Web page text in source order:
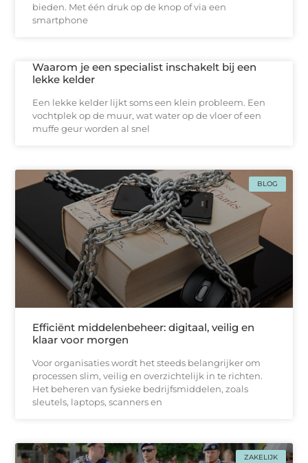
bieden. Met één druk op de knop of via een
smartphone
Waarom je een specialist inschakelt bij een
lekke kelder
Een lekke kelder lijkt soms een klein probleem. Een
vochtplek op de muur, wat water op de vloer of een
muffe geur worden al snel
BLOG
Efficiënt middelenbeheer: digitaal, veilig en
klaar voor morgen
Voor organisaties wordt het steeds belangrijker om
processen slim, veilig en overzichtelijk in te richten.
Het beheren van fysieke bedrijfsmiddelen, zoals
sleutels, laptops, scanners en
ZAKELIJK